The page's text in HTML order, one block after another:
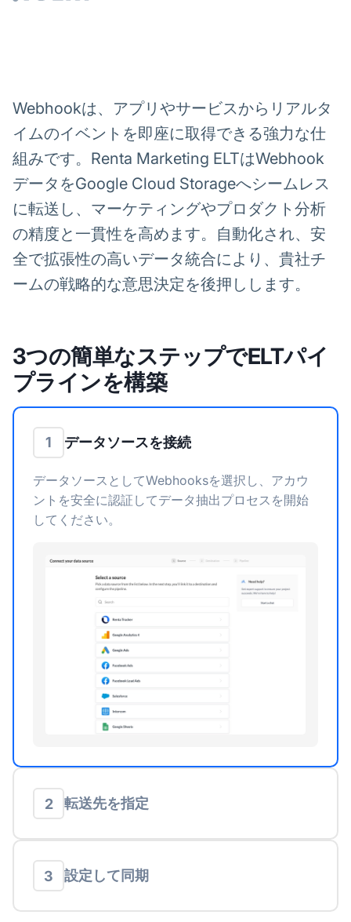
Webhookは、アプリやサービスからリアルタ
イムのイベントを即座に取得できる強力な仕
組みです。Renta Marketing ELTはWebhook
データをGoogle Cloud Storageへシームレス
に転送し、マーケティングやプロダクト分析
の精度と一貫性を高めます。自動化され、安
全で拡張性の高いデータ統合により、貴社チ
ームの戦略的な意思決定を後押しします。
3つの簡単なステップでELTパイ
プラインを構築
1 データソースを接続
データソースとしてWebhooksを選択し、アカウ
ントを安全に認証してデータ抽出プロセスを開始
してください。
2 転送先を指定
3 設定して同期